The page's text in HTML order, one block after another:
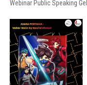
Webinar Public Speaking